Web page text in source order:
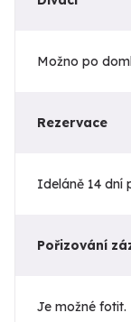
Možno po
Rezervace
Ideláně 14 dní
Pořizování
Je možné fotit.